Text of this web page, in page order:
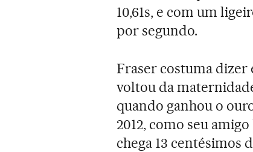
10,61s, e com um
por segundo.
Fraser costuma dizer
voltou da
quando ganhou o
2012, como seu
chega 13 centésimos